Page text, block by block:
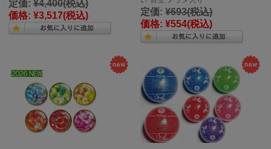
定価: ¥4,400(税込)
価格: ¥3,517(税込) 定価: ¥693(税込)
価格: ¥554(税込)